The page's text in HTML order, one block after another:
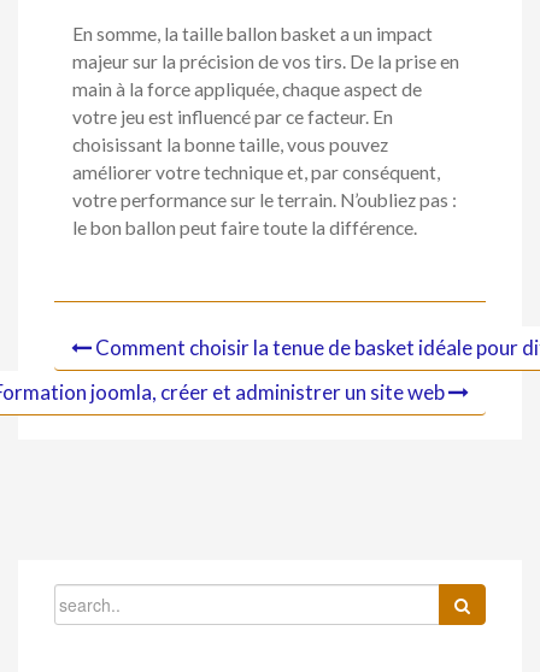
En somme, la taille ballon basket a un impact
majeur sur la précision de vos tirs. De la prise en
main à la force appliquée, chaque aspect de
votre jeu est influencé par ce facteur. En
choisissant la bonne taille, vous pouvez
améliorer votre technique et, par conséquent,
votre performance sur le terrain. N’oubliez pas :
le bon ballon peut faire toute la différence.
Comment choisir la tenue de basket idéale pour
joomla, créer et administrer un site web